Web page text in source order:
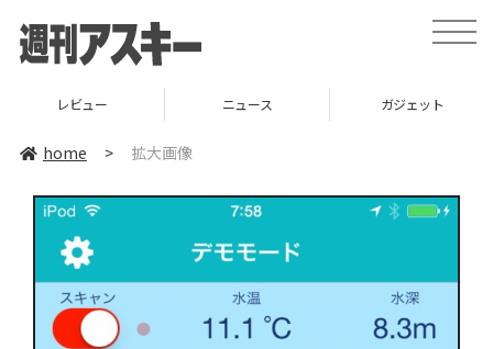
toggle
レビュー ニュース ガジェット
home > 拡大画像